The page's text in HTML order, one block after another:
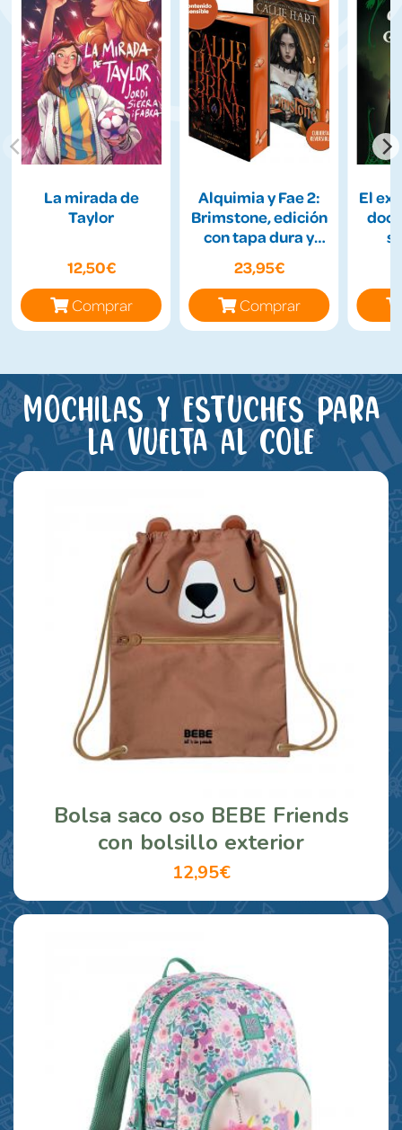
La mirada de
Taylor
12,50€
Comprar
Alquimia y Fae 2:
Brimstone, edición
con tapa dura y
23,95€
Comprar
El
Mochilas y estuches para
la vuelta al cole
Bolsa saco oso BEBE Friends
con bolsillo exterior
12,95€